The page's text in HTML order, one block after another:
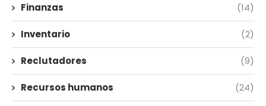
Finanzas (14)
Inventario (2)
Reclutadores (9)
Recursos humanos (24)